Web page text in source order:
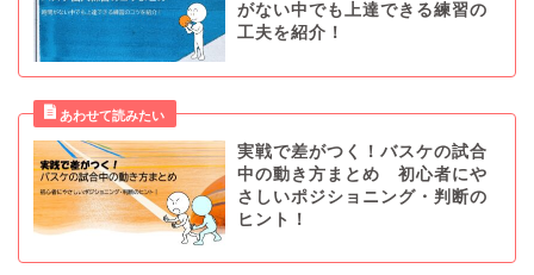
がない中でも上達できる練習の
工夫を紹介！
実戦で差がつく！バスケの試合
中の動き方まとめ 初心者にや
さしいポジショニング・判断の
ヒント！